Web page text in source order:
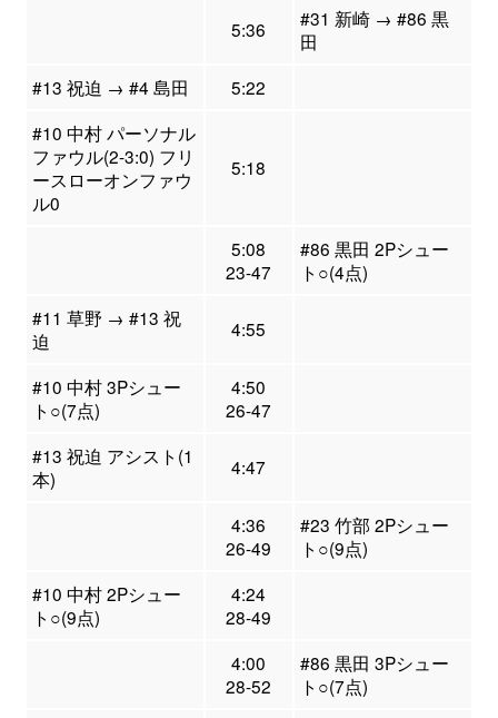
5:36
#31 新崎 → #86 黒
田
#13 祝迫 → #4 島田
5:22
#10 中村 パーソナル
ファウル(2-3:0) フリ
ースローオンファウ
ル0
5:18
5:08
23-47
#86 黒田 2Pシュー
ト○(4点)
#11 草野 → #13 祝
迫
4:55
#10 中村 3Pシュー
ト○(7点)
4:50
26-47
#13 祝迫 アシスト(1
本)
4:47
4:36
26-49
#23 竹部 2Pシュー
ト○(9点)
#10 中村 2Pシュー
ト○(9点)
4:24
28-49
4:00
28-52
#86 黒田 3Pシュー
ト○(7点)